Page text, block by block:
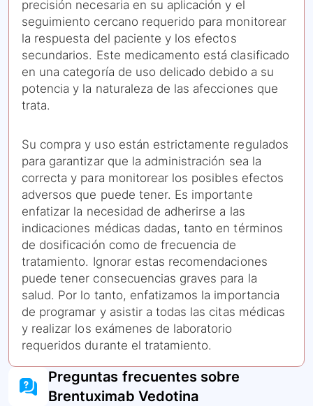
precisión necesaria en su aplicación y el
seguimiento cercano requerido para monitorear
la respuesta del paciente y los efectos
secundarios. Este medicamento está clasificado
en una categoría de uso delicado debido a su
potencia y la naturaleza de las afecciones que
trata.
Su compra y uso están estrictamente regulados
para garantizar que la administración sea la
correcta y para monitorear los posibles efectos
adversos que puede tener. Es importante
enfatizar la necesidad de adherirse a las
indicaciones médicas dadas, tanto en términos
de dosificación como de frecuencia de
tratamiento. Ignorar estas recomendaciones
puede tener consecuencias graves para la
salud. Por lo tanto, enfatizamos la importancia
de programar y asistir a todas las citas médicas
y realizar los exámenes de laboratorio
requeridos durante el tratamiento.
Preguntas frecuentes sobre
Brentuximab Vedotina